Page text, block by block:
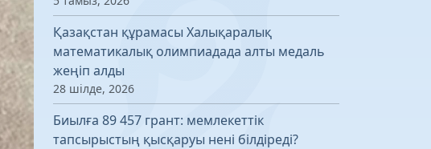
Қазақстан құрамасы Халықаралық
математикалық олимпиадада алты медаль
жеңіп алды
28 шілде, 2026
Биылға 89 457 грант: мемлекеттік
тапсырыстың қысқаруы нені білдіреді?